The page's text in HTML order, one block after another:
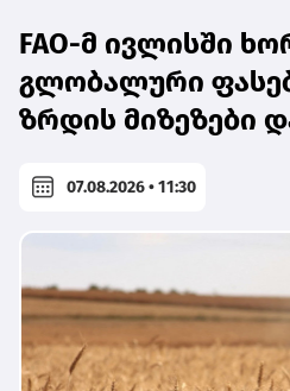
FAO-მ ივლისში
გლობალური
ზრდის მიზეზები
07.08.2026 • 11:30